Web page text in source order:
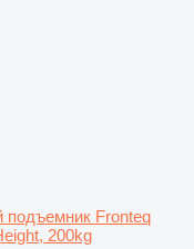
подъемник Fronteq
200kg